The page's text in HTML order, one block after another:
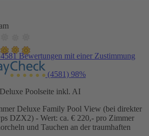
Bewertungen mit einer Zustimmung
(4581) 98%
Poolseite inkl. AI
Deluxe Family Pool View (bei direkter
DZX2) - Wert: ca. € 220,- pro Zimmer
und Tauchen an der traumhaften